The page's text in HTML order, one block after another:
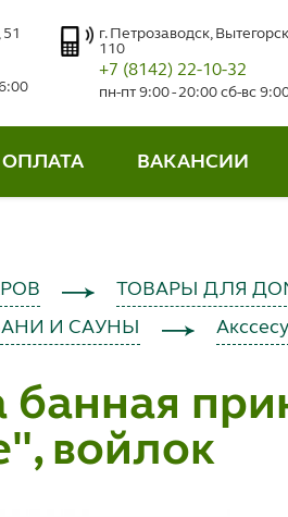
г. Петрозаводск,
110
+7 (8142) 22-10-32
пн-пт 9:00 - 20:00 сб-вс
ВАКАНСИИ
ТОВАРЫ ДЛЯ
И САУНЫ
войлок